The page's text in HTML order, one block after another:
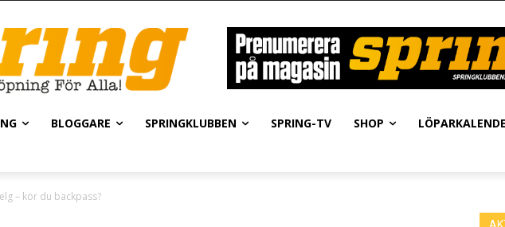
BLOGGARE SPRINGKLUBBEN SPRING-TV SHOP
– kör du backpass?